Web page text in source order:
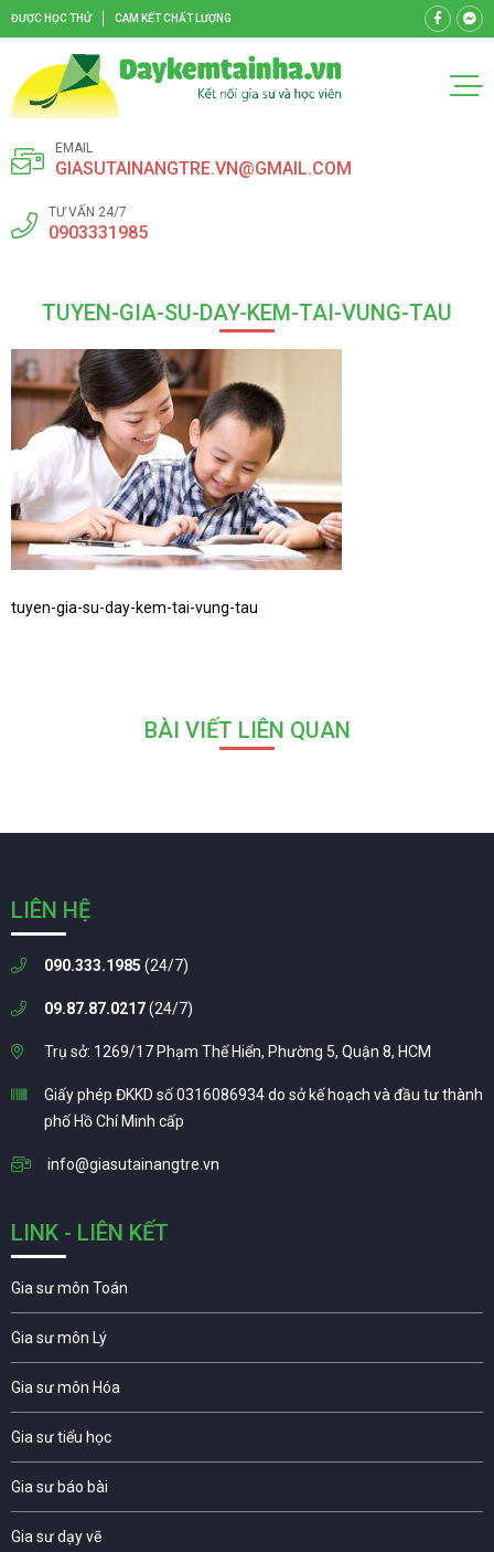
ĐƯỢC HỌC THỬ CAM KẾT CHẤT LƯỢNG
EMAIL
GIASUTAINANGTRE.VN@GMAIL.COM
TƯ VẤN 24/7
0903331985
TUYEN-GIA-SU-DAY-KEM-TAI-VUNG-TAU
tuyen-gia-su-day-kem-tai-vung-tau
BÀI VIẾT LIÊN QUAN
LIÊN HỆ
090.333.1985 (24/7)
09.87.87.0217(24/7)
Trụ sở: 1269/17 Phạm Thế Hiển, Phường 5, Quận 8, HCM
Giấy phép ĐKKD số 0316086934 do sở kế hoạch và đầu tư thành
phố Hồ Chí Minh cấp
info@giasutainangtre.vn
LINK - LIÊN KẾT
Gia sư môn Toán
Gia sư môn Lý
Gia sư môn Hóa
Gia sư tiểu học
Gia sư báo bài
Gia sư dạy vẽ